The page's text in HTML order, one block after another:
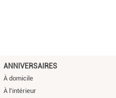
ANNIVERSAIRES
À domicile
À l'intérieur